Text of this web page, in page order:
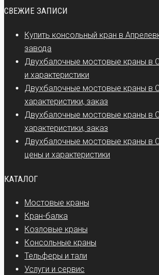
СВЕЖИЕ ЗАПИСИ
Купить консольный кран в
завода
Двухбалочные мостовые краны в
и характеристики
Двухбалочные мостовые краны в
характеристики, заказ
Двухбалочные мостовые краны в
характеристики, заказ
Двухбалочные мостовые краны в
цены и характеристики
КАТАЛОГ
Мостовые краны
Кран-балка
Козловые краны
Консольные краны
Тельферы и тали
Услуги и сервис